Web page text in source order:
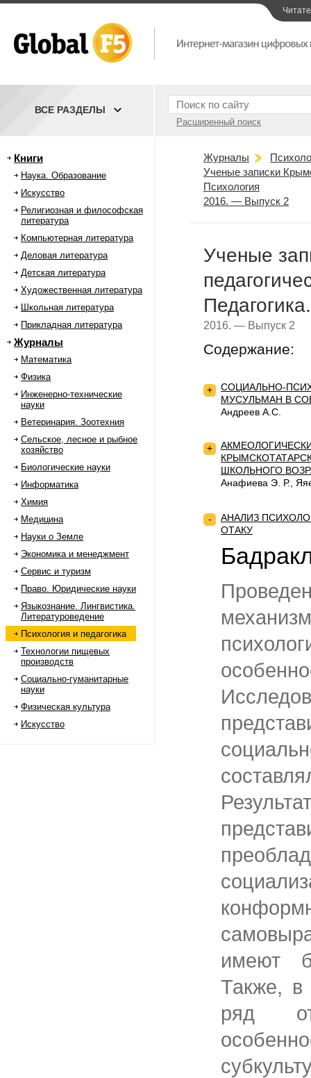
Расширенный поиск
ВСЕ РАЗДЕЛЫ
Книги
Наука. Образование
Искусство
Религиозная и философская
литература
Компьютерная литература
Деловая литература
Детская литература
Художественная литература
Школьная литература
Прикладная литература
Журналы
Математика
Физика
Инженерно-технические
науки
Ветеринария. Зоотехния
Сельское, лесное и рыбное
хозяйство
Биологические науки
Информатика
Химия
Медицина
Науки о Земле
Экономика и менеджмент
Сервис и туризм
Право. Юридические науки
Языкознание. Лингвистика.
Литературоведение
Психология и педагогика
Технологии пищевых
производств
Социально-гуманитарные
науки
Физическая культура
Искусство
Журналы
Ученые записки
Психология
2016. — Выпуск 2
Ученые
2016. — Выпуск 2
Содержание:
+
СОЦИАЛЬНО-
МУСУЛЬМАН В
Андреев А.С.
+
ШКОЛЬНОГО
Анафиева Э. Р.,
-
АНАЛИЗ
ОТАКУ
имеют
Также, в
ряд